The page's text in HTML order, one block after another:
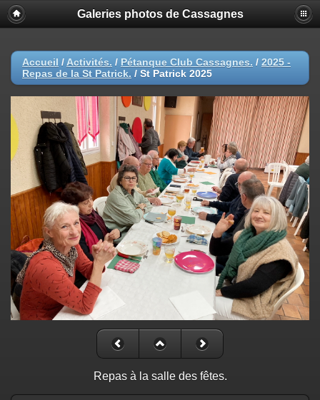
Galeries photos de Cassagnes
Accueil / Activités. / Pétanque Club Cassagnes. / 2025 -
Repas de la St Patrick. / St Patrick 2025
Repas à la salle des fêtes.